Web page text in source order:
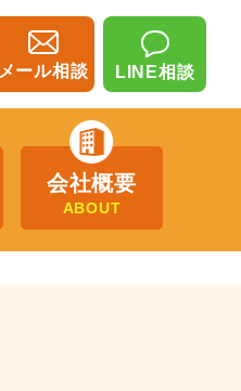
メール相談 LINE相談
会社概要
ABOUT